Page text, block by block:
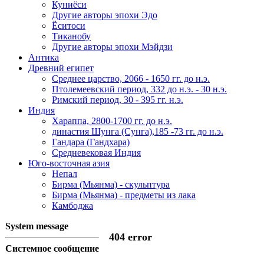
Куниёси
Другие авторы эпохи Эдо
Ёситоси
Тиканобу
Другие авторы эпохи Мэйдзи
Антика
Древний египет
Среднее царство, 2066 - 1650 гг. до н.э.
Птолемеевский период, 332 до н.э. - 30 н.э.
Римский период, 30 - 395 гг. н.э.
Индия
Хараппа, 2800-1700 гг. до н.э.
династия Шунга (Сунга),185 -73 гг. до н.э.
Гандара (Гандхара)
Средневековая Индия
Юго-восточная азия
Непал
Бирма (Мьянма) - скульптура
Бирма (Мьянма) - предметы из лака
Камбоджа
System message
404 error
Системное сообщение